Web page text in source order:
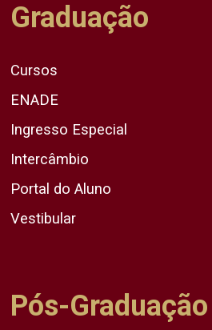
Graduação
Cursos
ENADE
Ingresso Especial
Intercâmbio
Portal do Aluno
Vestibular
Pós-Graduação